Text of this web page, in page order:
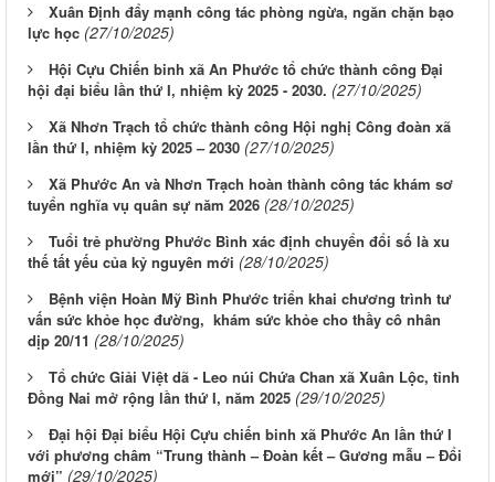
Xuân Định đẩy mạnh công tác phòng ngừa, ngăn chặn bạo
lực học (27/10/2025)
Hội Cựu Chiến binh xã An Phước tổ chức thành công Đại
hội đại biểu lần thứ I, nhiệm kỳ 2025 - 2030. (27/10/2025)
Xã Nhơn Trạch tổ chức thành công Hội nghị Công đoàn xã
lần thứ I, nhiệm kỳ 2025 – 2030 (27/10/2025)
Xã Phước An và Nhơn Trạch hoàn thành công tác khám sơ
tuyển nghĩa vụ quân sự năm 2026 (28/10/2025)
Tuổi trẻ phường Phước Bình xác định chuyển đổi số là xu
thế tất yếu của kỷ nguyên mới (28/10/2025)
Bệnh viện Hoàn Mỹ Bình Phước triển khai chương trình tư
vấn sức khỏe học đường, khám sức khỏe cho thầy cô nhân
dịp 20/11 (28/10/2025)
Tổ chức Giải Việt dã - Leo núi Chứa Chan xã Xuân Lộc, tỉnh
Đồng Nai mở rộng lần thứ I, năm 2025 (29/10/2025)
Đại hội Đại biểu Hội Cựu chiến binh xã Phước An lần thứ I
với phương châm “Trung thành – Đoàn kết – Gương mẫu – Đổi
mới” (29/10/2025)